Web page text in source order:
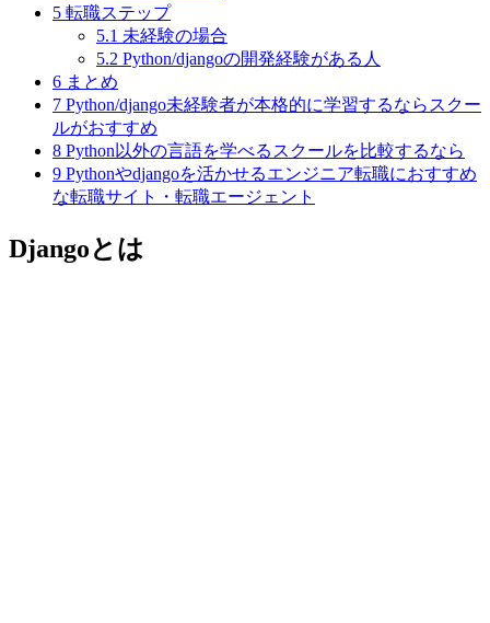
5 転職ステップ
5.1 未経験の場合
5.2 Python/djangoの開発経験がある人
6 まとめ
7 Python/django未経験者が本格的に学習するならスクー
ルがおすすめ
8 Python以外の言語を学べるスクールを比較するなら
9 Pythonやdjangoを活かせるエンジニア転職におすすめ
な転職サイト・転職エージェント
Djangoとは